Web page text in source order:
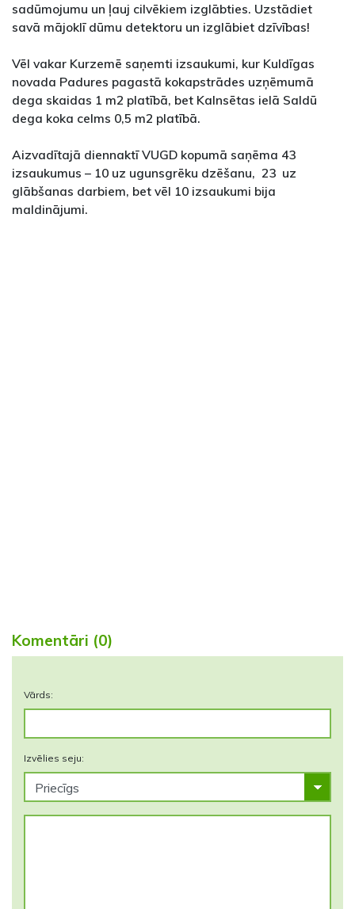
sadūmojumu un ļauj cilvēkiem izglābties. Uzstādiet
savā mājoklī dūmu detektoru un izglābiet dzīvības!
Vēl vakar Kurzemē saņemti izsaukumi, kur Kuldīgas
novada Padures pagastā kokapstrādes uzņēmumā
dega skaidas 1 m2 platībā, bet Kalnsētas ielā Saldū
dega koka celms 0,5 m2 platībā.
Aizvadītajā diennaktī VUGD kopumā saņēma 43
izsaukumus – 10 uz ugunsgrēku dzēšanu, 23 uz
glābšanas darbiem, bet vēl 10 izsaukumi bija
maldinājumi.
Komentāri (0)
Vārds:
Izvēlies seju: